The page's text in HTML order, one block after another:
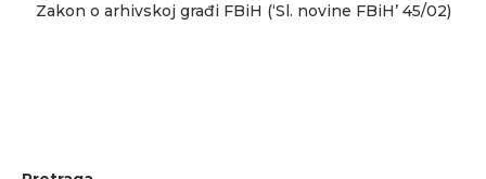
Zakon o arhivskoj građi FBiH (‘Sl. novine FBiH’ 45/02)